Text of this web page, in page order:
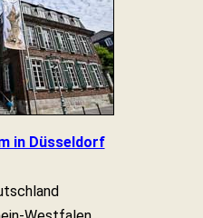
in Düsseldorf